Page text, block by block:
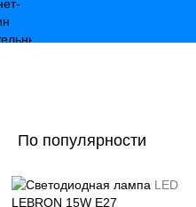
По популярности